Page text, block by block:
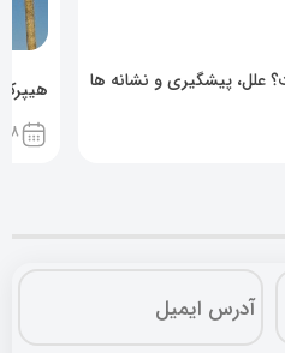
علل، پیشگیری و نشانه ها
1168